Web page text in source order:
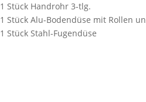
1 Stück Handrohr 3-tlg.
1 Stück Alu-Bodendüse mit Rollen
1 Stück Stahl-Fugendüse